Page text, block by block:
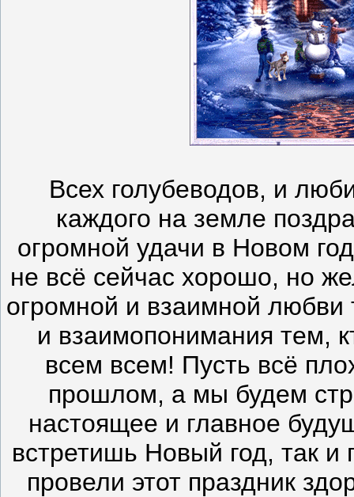
Всех голубеводов, и
каждого на земле
огромной удачи в Новом
не всё сейчас хорошо, но
огромной и взаимной
и взаимопонимания тем,
всем всем! Пусть всё
прошлом, а мы будем
настоящее и главное
встретишь Новый год, так
провели этот праздник